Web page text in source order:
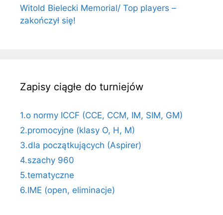
Witold Bielecki Memorial/ Top players –
zakończył się!
Zapisy ciągłe do turniejów
1.o normy ICCF (CCE, CCM, IM, SIM, GM)
2.promocyjne (klasy O, H, M)
3.dla początkujących (Aspirer)
4.szachy 960
5.tematyczne
6.IME (open, eliminacje)